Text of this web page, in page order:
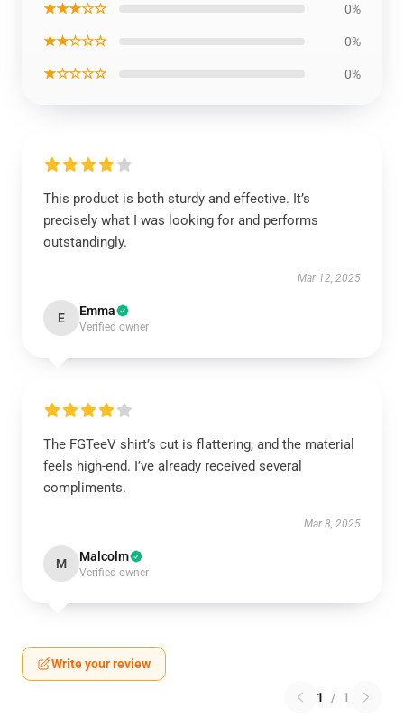
★★★☆☆ 0%
★★☆☆☆ 0%
★☆☆☆☆ 0%
This product is both sturdy and effective. It’s
precisely what I was looking for and performs
outstandingly.
Mar 12, 2025
E Emma
Verified owner
The FGTeeV shirt’s cut is flattering, and the material
feels high-end. I’ve already received several
compliments.
Mar 8, 2025
M Malcolm
Verified owner
Write your review
1 / 1